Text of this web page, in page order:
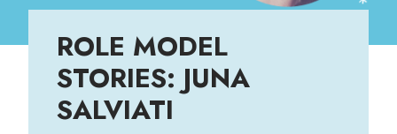
ROLE MODEL
STORIES: JUNA
SALVIATI